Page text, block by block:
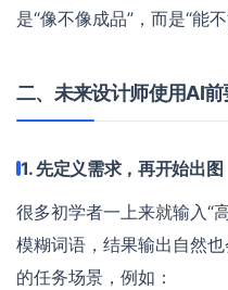
是“像不像成品”，而是“能
二、未来设计师使用AI
1. 先定义需求，再开始出图
很多初学者一上来就输入“
模糊词语，结果输出自然
的任务场景，例如：